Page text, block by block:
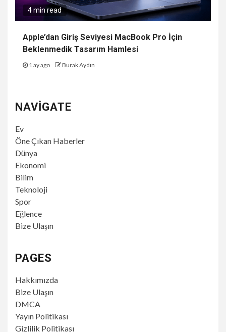
4 min read
Apple’dan Giriş Seviyesi MacBook Pro İçin
Beklenmedik Tasarım Hamlesi
1 ay ago Burak Aydın
NAVIGATE
Ev
Öne Çıkan Haberler
Dünya
Ekonomi
Bilim
Teknoloji
Spor
Eğlence
Bize Ulaşın
PAGES
Hakkımızda
Bize Ulaşın
DMCA
Yayın Politikası
Gizlilik Politikası